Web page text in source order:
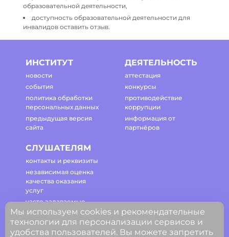
образовательной деятельности,
доступность образовательной деятельности для
инвалидов оставить отзыв.
ИНСТИТУТ
новости
события
политика обработки
персональных данных
предыдущая версия
сайта
ДЕЯТЕЛЬНОСТЬ
аттестация
конкурсы
противодействие
коррупции
информация от
партнёров
СЛУШАТЕЛЯМ
контакты и реквизиты
независимая оценка
качества оказания
услуг
часто задаваемые
вопросы
регламент работы
сайта
Мы используем cookies и рекомендательные
технологии для персонализации сервисов и
удобства пользователей. Вы можете запретить